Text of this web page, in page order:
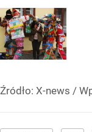
Źródło: X-news /